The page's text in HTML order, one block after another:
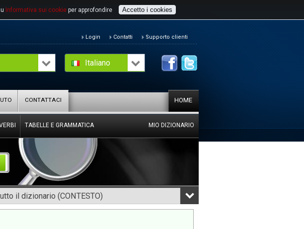
Informativa sui cookie per approfondire Accetto i cookies
Italiano
Login Contatti Supporto clienti
HOME
CONTATTACI
TABELLE E GRAMMATICA MIO DIZIONARIO
il dizionario (CONTESTO)